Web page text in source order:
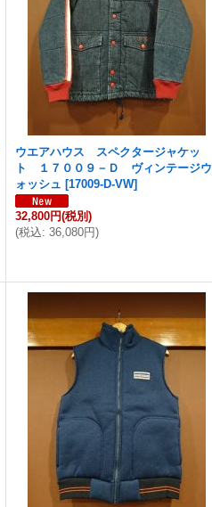
ウエアハウス スペクタージャケッ
ト １７００９－Ｄ ヴィンテージウ
ォッシュ [17009-D-VW]
32,800円(税別)
(税込: 36,080円)